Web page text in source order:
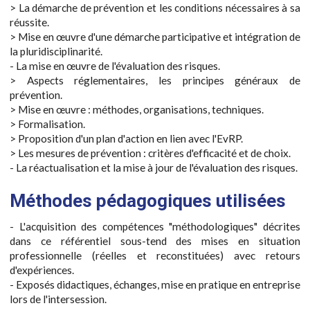
> La démarche de prévention et les conditions nécessaires à sa
réussite.
> Mise en œuvre d'une démarche participative et intégration de
la pluridisciplinarité.
- La mise en œuvre de l'évaluation des risques.
> Aspects réglementaires, les principes généraux de
prévention.
> Mise en œuvre : méthodes, organisations, techniques.
> Formalisation.
> Proposition d'un plan d'action en lien avec l'EvRP.
> Les mesures de prévention : critères d'efficacité et de choix.
- La réactualisation et la mise à jour de l'évaluation des risques.
Méthodes pédagogiques utilisées
- L'acquisition des compétences "méthodologiques" décrites
dans ce référentiel sous-tend des mises en situation
professionnelle (réelles et reconstituées) avec retours
d'expériences.
- Exposés didactiques, échanges, mise en pratique en entreprise
lors de l'intersession.